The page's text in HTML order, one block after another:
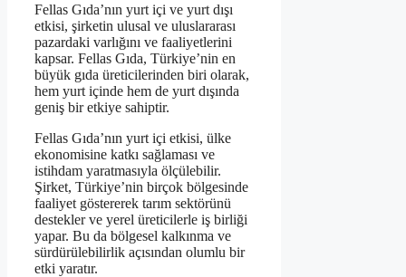
Fellas Gıda’nın yurt içi ve yurt dışı
etkisi, şirketin ulusal ve uluslararası
pazardaki varlığını ve faaliyetlerini
kapsar. Fellas Gıda, Türkiye’nin en
büyük gıda üreticilerinden biri olarak,
hem yurt içinde hem de yurt dışında
geniş bir etkiye sahiptir.
Fellas Gıda’nın yurt içi etkisi, ülke
ekonomisine katkı sağlaması ve
istihdam yaratmasıyla ölçülebilir.
Şirket, Türkiye’nin birçok bölgesinde
faaliyet göstererek tarım sektörünü
destekler ve yerel üreticilerle iş birliği
yapar. Bu da bölgesel kalkınma ve
sürdürülebilirlik açısından olumlu bir
etki yaratır.